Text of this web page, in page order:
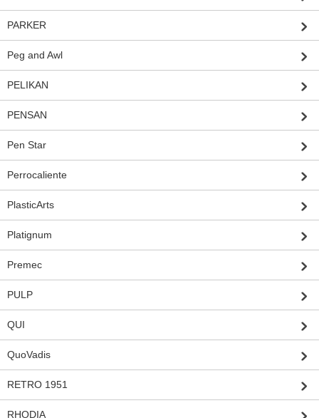
PARKER
Peg and Awl
PELIKAN
PENSAN
Pen Star
Perrocaliente
PlasticArts
Platignum
Premec
PULP
QUI
QuoVadis
RETRO 1951
RHODIA